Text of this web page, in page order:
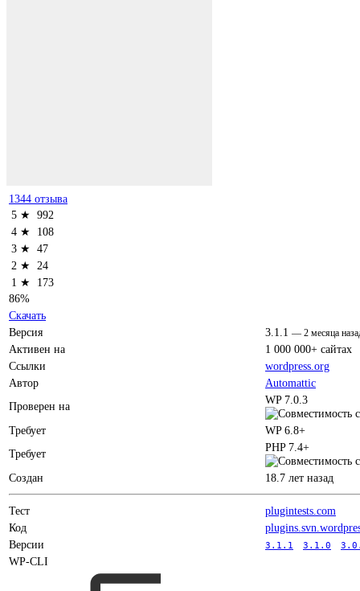
1344 отзыва
5 ★ 992
4 ★
108
3 ★ 47
2 ★
24
1 ★
173
86%
Скачать
Версия
3.1.1 — 2 месяца
Активен на
1 000 000+ сайтах
Ссылки
wordpress.org
Автор
Automattic
Проверен на
WP 7.0.3
Требует
WP 6.8+
Требует
PHP 7.4+
Создан 18.7 лет назад
Тест
plugintests.com
Код
Версии
3.1.1 3.1.0
WP-CLI